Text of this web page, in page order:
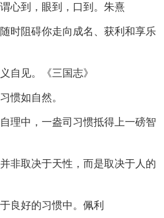
心到，眼到，口到。朱熹
时阻碍你走向成名、获利和享乐
自见。《三国志》
惯如自然。
理中，一盎司习惯抵得上一磅智
非取决于天性，而是取决于人的
良好的习惯中。佩利